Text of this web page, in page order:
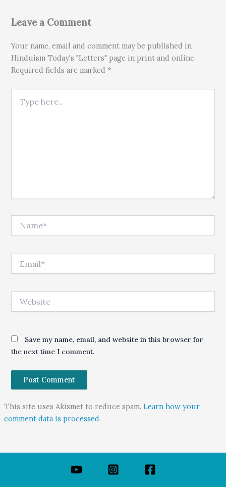
Leave a Comment
Your name, email and comment may be published in
Hinduism Today's "Letters" page in print and online.
Required fields are marked *
Save my name, email, and website in this browser for
the next time I comment.
This site uses Akismet to reduce spam. Learn how your
comment data is processed.